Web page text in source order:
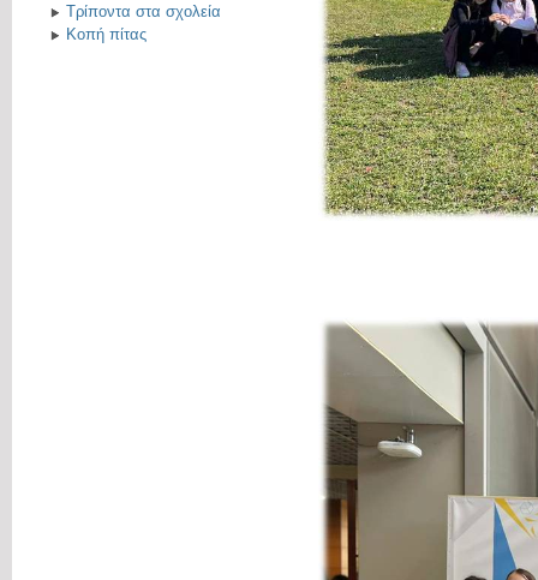
Τρίποντα στα σχολεία
Κοπή πίτας